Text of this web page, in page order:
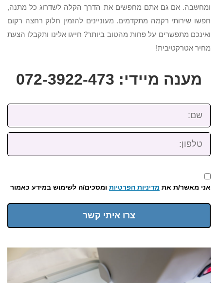
ומחשבה. אם גם אתם מחפשים את הדרך הקלה לשדרוג כל מתנה,
חפשו שירותי רקמה מתקדמים. מעוניינים להזמין חלוק רחצה רקום
ואינכם מתפשרים על פחות מהטוב ביותר? חייגו אלינו ותקבלו הצעת
מחיר אטרקטיבית!
מענה מיידי: 072-3922-473
שם:
טלפון:
אני מאשר/ת את מדיניות הפרטיות ומסכים/ה לשימוש במידע כאמור
צרו איתי קשר